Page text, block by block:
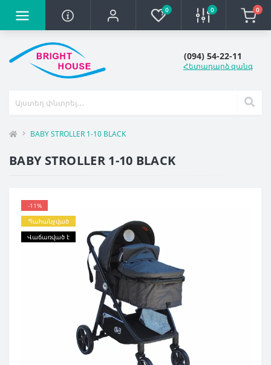
0 0 0
(094) 54-22-11
Հետադարձ զանգ
BABY STROLLER 1-10 BLACK
BABY STROLLER 1-10 BLACK
-11%
Պահանջված
Վաճառված է